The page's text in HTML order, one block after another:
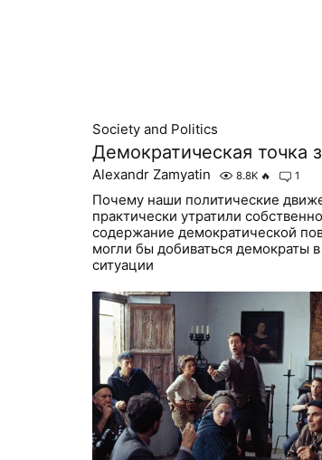
Society and Politics
Демократическая точка
Alexandr Zamyatin 8.8K 🔥 1
Почему наши политические
практически утратили
содержание демократической
могли бы добиваться демократы в
ситуации